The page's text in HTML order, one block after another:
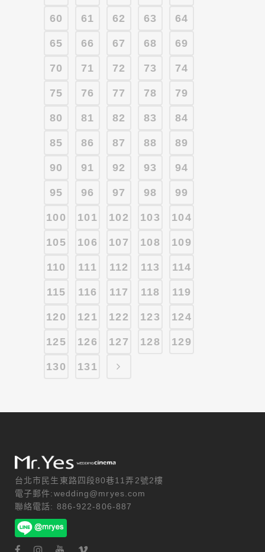
60 61 62 63 64
65 66 67 68 69
70 71 72 73 74
75 76 77 78 79
80 81 82 83 84
85 86 87 88 89
90 91 92 93 94
95 96 97 98 99
100 101 102 103 104
105 106 107 108 109
110 111 112 113 114
115 116 117 118 119
120 121 122 123 124
125 126 127 128 129
130 131
台北市民生東路四段80巷11弄2號2樓
電子郵件:wedding@mryes.com
聯絡電話: 886-922-806-887